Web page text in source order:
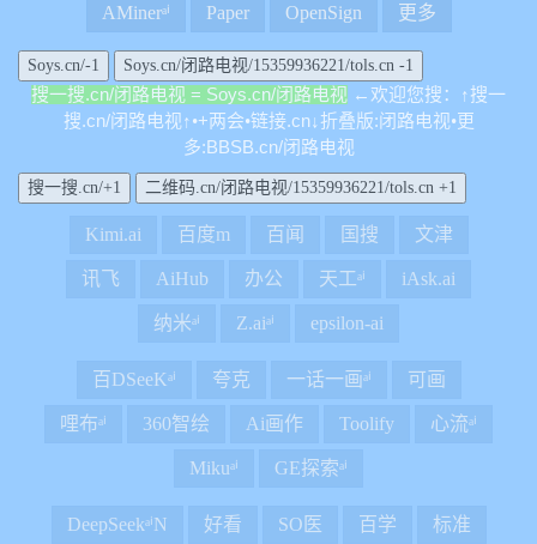
Soys.cn/闭路电视/15359936221/tols.cn -1
搜一搜.cn/闭路电视 = Soys.cn/闭路电视 ← 欢迎您搜 ：↑搜一
搜.cn/闭路电视↑•+两会•链接.cn↓折叠版:闭路电视•更
多:BBSB.cn/闭路电视
二维码.cn/闭路电视/15359936221/tols.cn +1